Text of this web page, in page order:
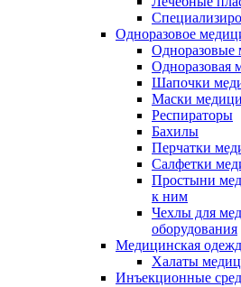
Одноразовое
Одноразовые
Одноразовая
Шапочки
Маски
Респираторы
Бахилы
Перчатки
Салфетки
Простыни
к ним
Чехлы для
оборудования
Медицинская
Халаты
Инъекционные